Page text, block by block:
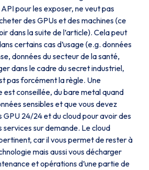
pour les exposer, ne veut pas
des GPUs et des machines (ce
dans la suite de l’article). Cela peut
certains cas d’usage (e.g. données
données du secteur de la santé,
dans le cadre du secret industriel,
pas forcément la règle. Une
est conseillée, du bare metal quand
sensibles et que vous devez
GPU 24/24 et du cloud pour avoir des
services sur demande. Le cloud
car il vous permet de rester à
mais aussi vous décharger
et opérations d’une partie de